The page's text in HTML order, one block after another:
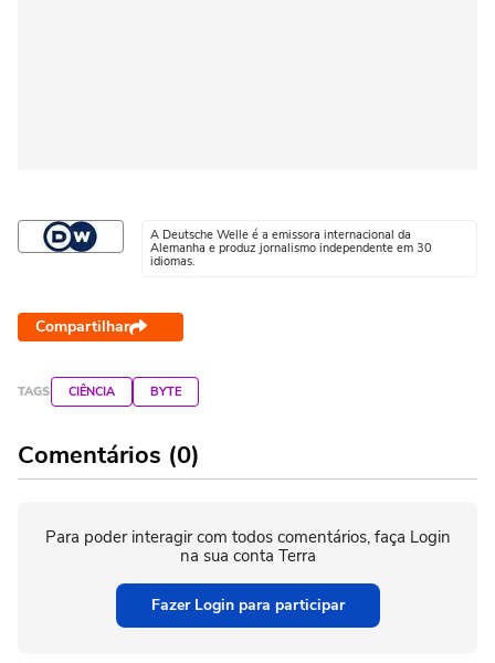
A Deutsche Welle é a emissora internacional da
Alemanha e produz jornalismo independente em 30
idiomas.
Compartilhar
TAGS CIÊNCIA BYTE
Comentários (0)
Para poder interagir com todos comentários, faça Login
na sua conta Terra
Fazer Login para participar